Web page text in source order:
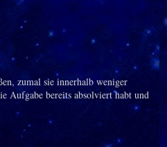
zumal sie innerhalb weniger
Aufgabe bereits absolviert habt und